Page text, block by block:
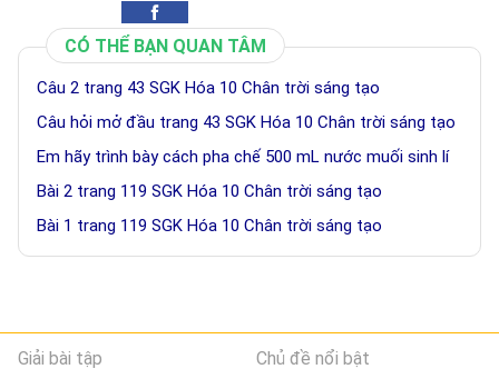
CÓ THỂ BẠN QUAN TÂM
Câu 2 trang 43 SGK Hóa 10 Chân trời sáng tạo
Câu hỏi mở đầu trang 43 SGK Hóa 10 Chân trời sáng tạo
Em hãy trình bày cách pha chế 500 mL nước muối sinh lí
Bài 2 trang 119 SGK Hóa 10 Chân trời sáng tạo
Bài 1 trang 119 SGK Hóa 10 Chân trời sáng tạo
Giải bài tập Chủ đề nổi bật